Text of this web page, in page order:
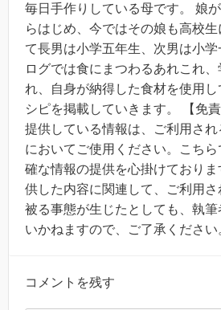
毎日手作りしている母です。 娘
らはじめ、今ではその娘も高校
て長男は小学五年生、次男は小
ログでは食にまつわるあれこれ、
れ、自身が納得した食材を使用
シピを掲載していきます。 【免
提供している情報は、ご利用さ
においてご使用ください。こち
確な情報の提供を心掛けており
供した内容に関連して、ご利用
被る事態が生じたとしても、執
いかねますので、ご了承ください
コメントを残す